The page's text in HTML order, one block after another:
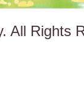
All Rights